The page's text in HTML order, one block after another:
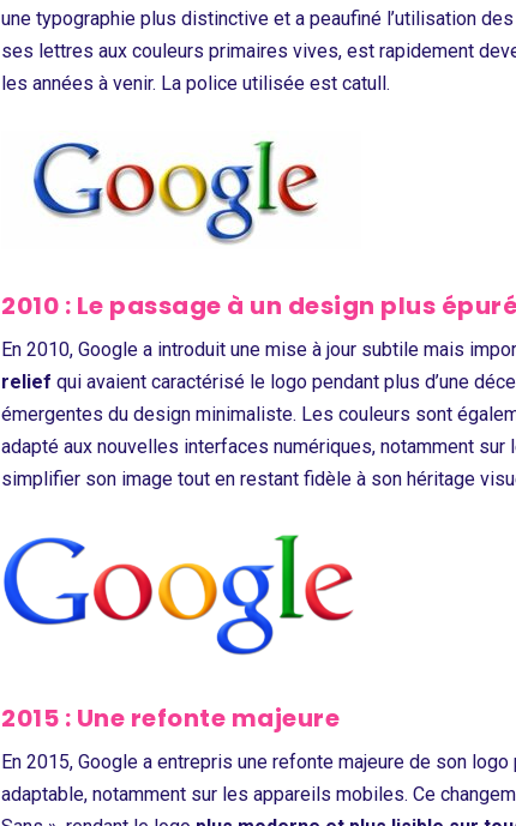
une typographie plus distinctive et a peaufiné l’utilisation
ses lettres aux couleurs primaires vives, est rapidement
les années à venir​. La police utilisée est catull.
2010 : Le passage à un design plus épuré
En 2010, Google a introduit une mise à jour subtile mais
relief qui avaient caractérisé le logo pendant plus d’une
émergentes du design minimaliste. Les couleurs sont
adapté aux nouvelles interfaces numériques, notamment
simplifier son image tout en restant fidèle à son héritage
2015 : Une refonte majeure
En 2015, Google a entrepris une refonte majeure de son
adaptable, notamment sur les appareils mobiles. Ce